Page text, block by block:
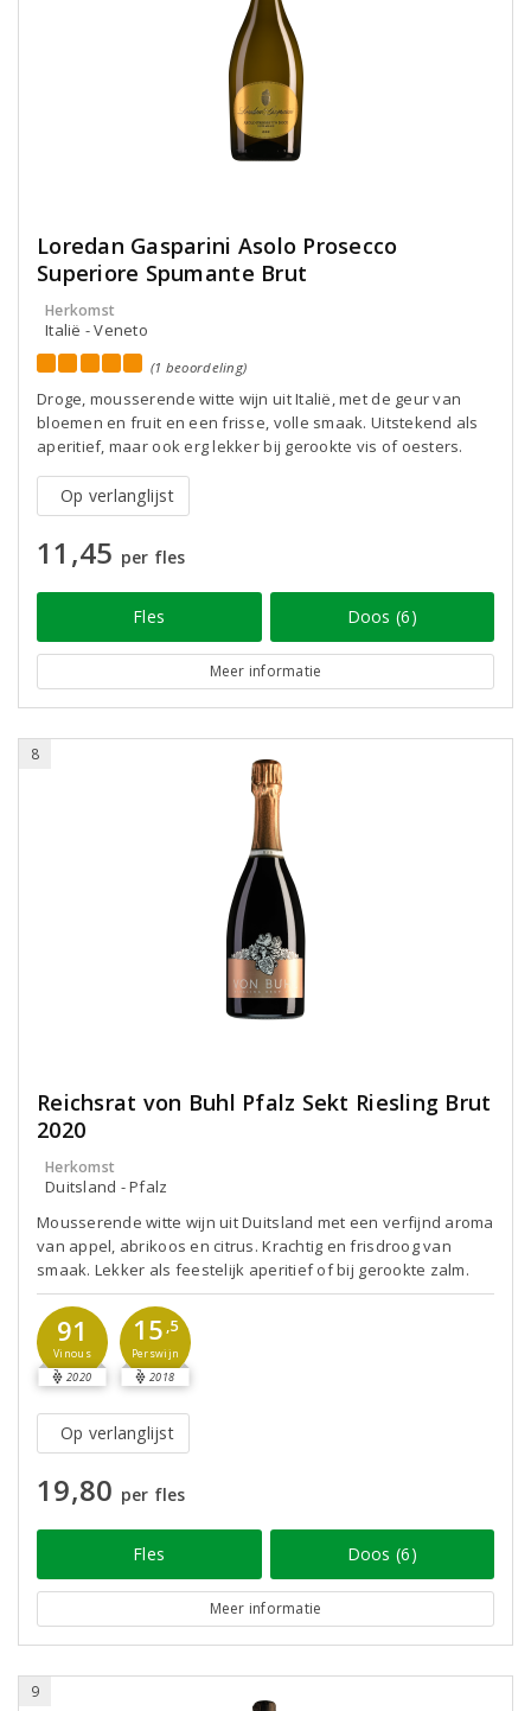
Loredan Gasparini Asolo Prosecco
Superiore Spumante Brut
Herkomst
Italië - Veneto
(1 beoordeling)
Droge, mousserende witte wijn uit Italië, met de geur van
bloemen en fruit en een frisse, volle smaak. Uitstekend als
aperitief, maar ook erg lekker bij gerookte vis of oesters.
Op verlanglijst
11,45 per fles
Fles Doos (6)
Meer informatie
8
Reichsrat von Buhl Pfalz Sekt Riesling Brut
2020
Herkomst
Duitsland - Pfalz
Mousserende witte wijn uit Duitsland met een verfijnd aroma
van appel, abrikoos en citrus. Krachtig en frisdroog van
smaak. Lekker als feestelijk aperitief of bij gerookte zalm.
91
Vinous
2020
15 ,5
Perswijn
2018
Op verlanglijst
19,80 per fles
Fles Doos (6)
Meer informatie
9